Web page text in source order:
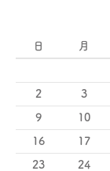
日 月
2 3
9 10
16 17
23 24